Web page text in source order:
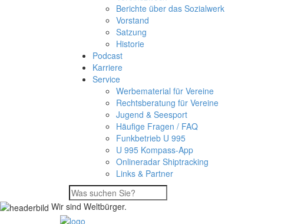
Berichte über das Sozialwerk
Vorstand
Satzung
Historie
Podcast
Karriere
Service
Werbematerial für Vereine
Rechtsberatung für Vereine
Jugend & Seesport
Häufige Fragen / FAQ
Funkbetrieb U 995
U 995 Kompass-App
Onlineradar Shiptracking
Links & Partner
Wir sind Weltbürger.